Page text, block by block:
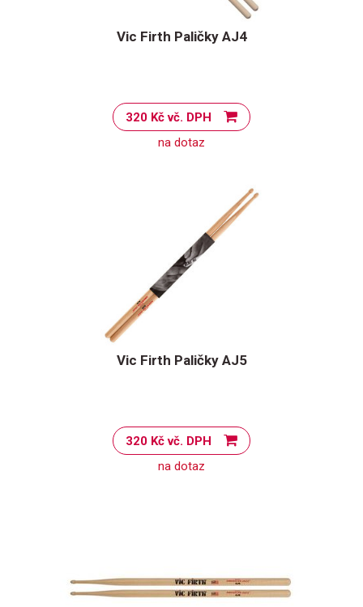
Vic Firth Paličky AJ4
320 Kč vč. DPH
na dotaz
Vic Firth Paličky AJ5
320 Kč vč. DPH
na dotaz